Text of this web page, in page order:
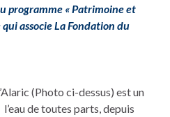
programme « Patrimoine et
associe La Fondation du
(Photo ci-dessus) est un
de toutes parts, depuis